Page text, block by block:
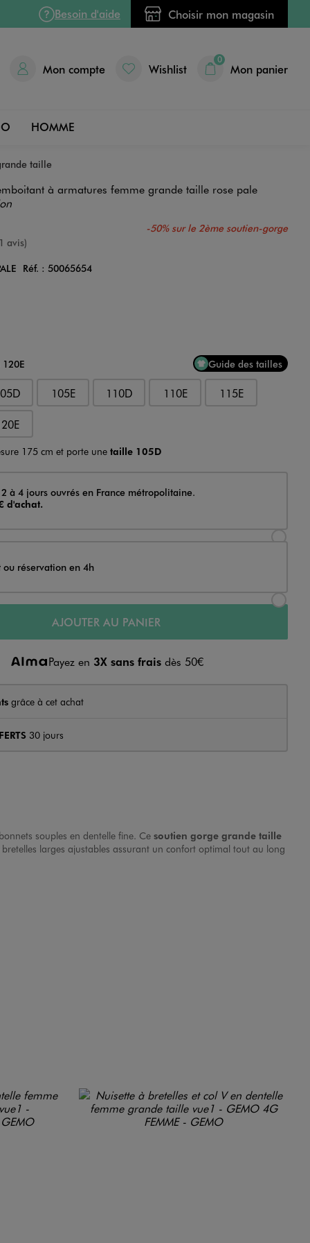
Besoin d'aide Choisir mon magasin
Mon compte Wishlist
0
Mon panier
HOMME
taille
à armatures femme grande taille rose pale
-50% sur le 2ème soutien-gorge
avis)
Réf. : 50065654
Guide des tailles
105E 110D 110E 115E
175 cm et porte unetaille 105D
à 4 jours ouvrés en France métropolitaine.
d'achat.
ou réservation en 4h
AJOUTER AU PANIER
Payez en 3X sans fraisdès 50€
grâce à cet achat
30 jours
souples en dentelle fine. Ce soutien gorge grande taille
larges ajustables assurant un confort optimal tout au long